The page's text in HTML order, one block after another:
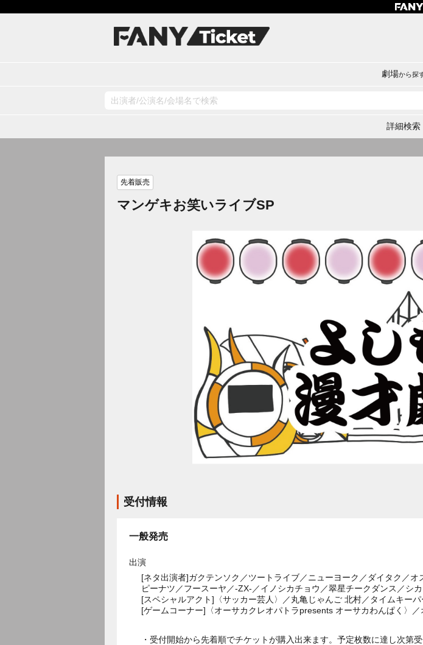
劇場から探
詳細検索
先着販売
マンゲキお笑いライブSP
受付情報
一般発売
出演
[ネタ出演者]ガクテンソク／ツートライブ／ニューヨーク／ダイタク／
ピーナツ／フースーヤ／-ZX-／イノシカチョウ／翠星チークダンス／シ
[スペシャルアクト]〈サッカー芸人〉／丸亀じゃんご 北村／タイムキー
[ゲームコーナー]〈オーサカクレオパトラpresents オーサカわんぱく〉
・受付開始から先着順でチケットが購入出来ます。予定枚数に達し次第受